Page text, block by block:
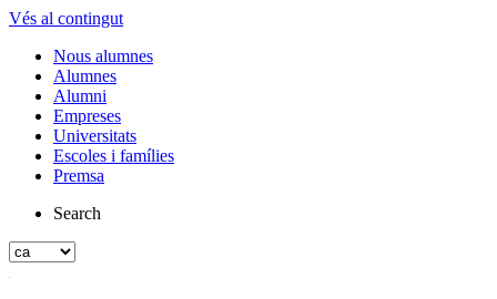
Vés al contingut
Nous alumnes
Alumnes
Alumni
Empreses
Universitats
Escoles i famílies
Premsa
Search